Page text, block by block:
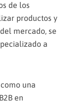
de los
productos y
mercado, se
a
como una
en